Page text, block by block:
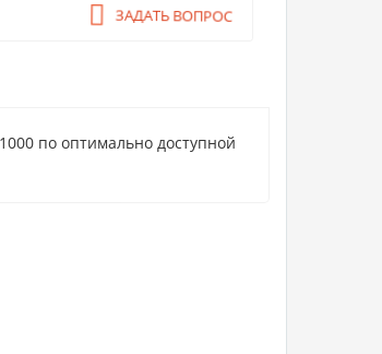
ЗАДАТЬ ВОПРОС
по оптимально доступной